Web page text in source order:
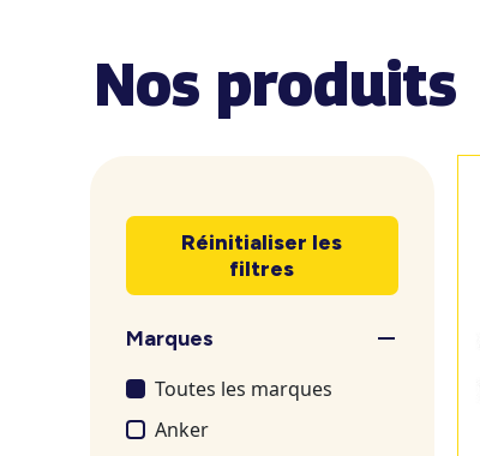
Nos produits
Réinitialiser les
filtres
Marques
Toutes les marques
Anker